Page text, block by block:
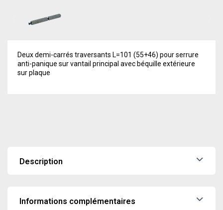
Deux demi-carrés traversants L=101 (55+46) pour serrure
anti-panique sur vantail principal avec béquille extérieure
sur plaque
Description
Informations complémentaires